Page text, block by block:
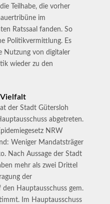
Teilhabe, die vorher
im
Ratssaal fanden. So
Politikvermittlung. Es
Nutzung von digitaler
wieder zu den
Vielfalt
der Stadt Gütersloh
abgetreten.
NRW
Weniger Mandatsträger
Nach Aussage der Stadt
mehr als zwei Drittel
der
den Hauptausschuss gem.
Im Hauptausschuss